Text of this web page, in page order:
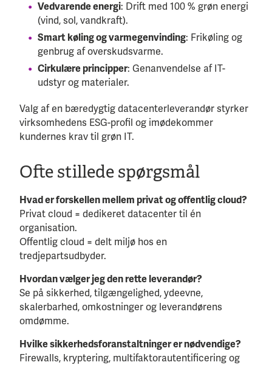
Vedvarende energi: Drift med 100 % grøn energi
(vind, sol, vandkraft).
Smart køling og varmegenvinding: Frikøling og
genbrug af overskudsvarme.
Cirkulære principper: Genanvendelse af IT-
udstyr og materialer.
Valg af en bæredygtig datacenterleverandør styrker
virksomhedens ESG-profil og imødekommer
kundernes krav til grøn IT.
Ofte stillede spørgsmål
Hvad er forskellen mellem privat og offentlig cloud?
Privat cloud = dedikeret datacenter til én
organisation.
Offentlig cloud = delt miljø hos en
tredjepartsudbyder.
Hvordan vælger jeg den rette leverandør?
Se på sikkerhed, tilgængelighed, ydeevne,
skalerbarhed, omkostninger og leverandørens
omdømme.
Hvilke sikkerhedsforanstaltninger er nødvendige?
Firewalls, kryptering, multifaktorautentificering og